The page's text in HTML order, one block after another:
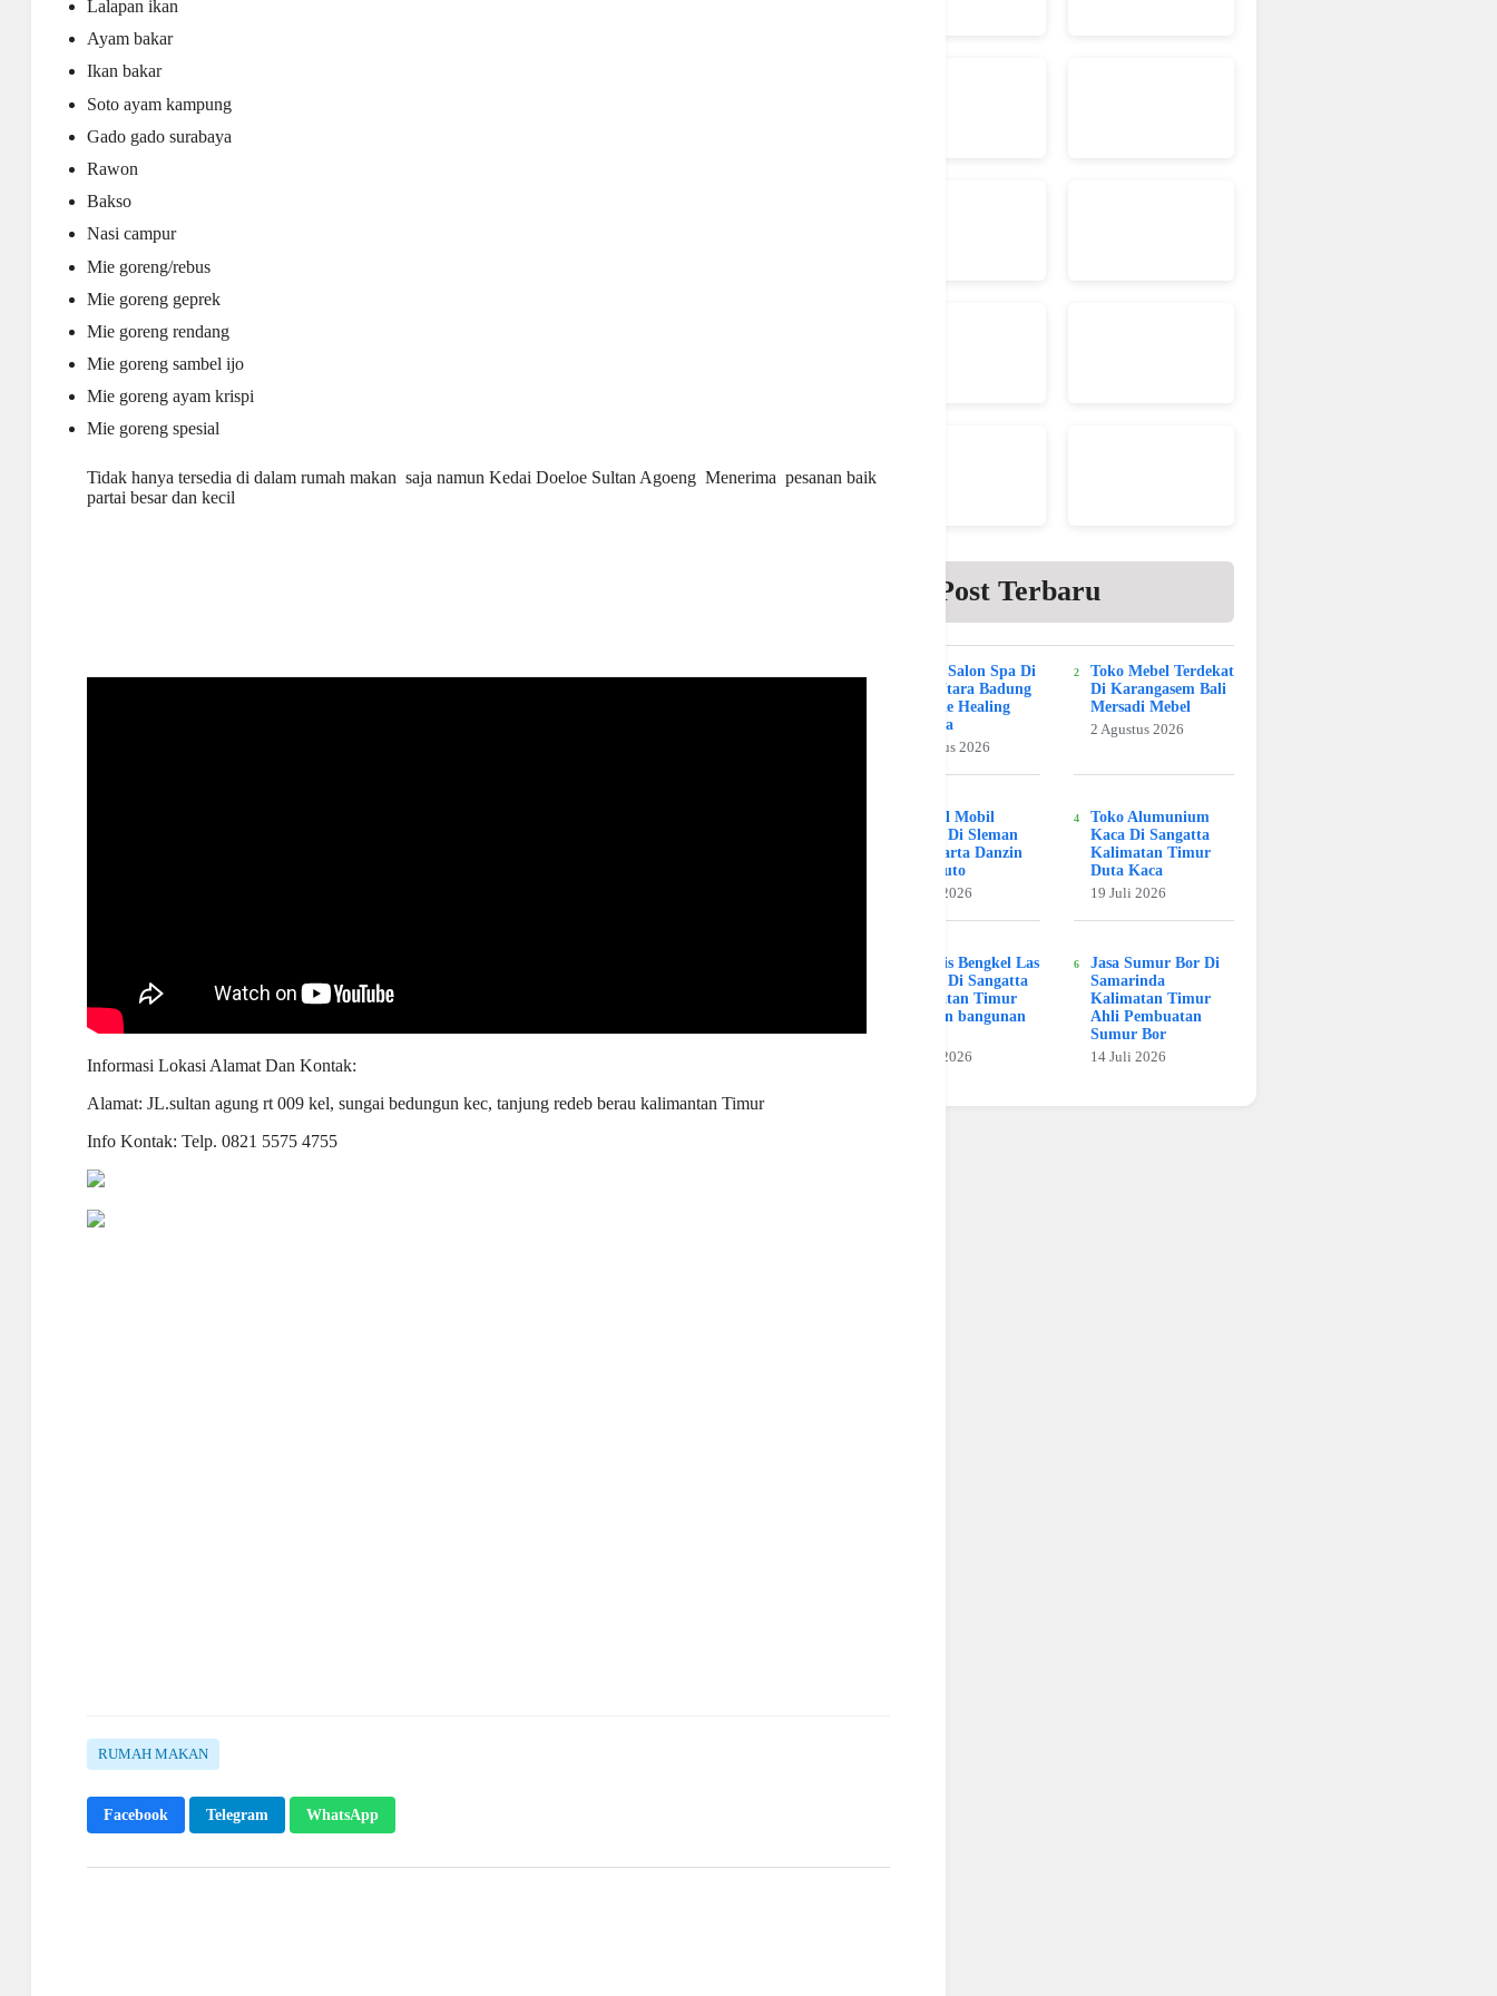
Lalapan ikan
Ayam bakar
Ikan bakar
Soto ayam kampung
Gado gado surabaya
Rawon
Bakso
Nasi campur
Mie goreng/rebus
Mie goreng geprek
Mie goreng rendang
Mie goreng sambel ijo
Mie goreng ayam krispi
Mie goreng spesial
Tidak hanya tersedia di dalam rumah makan saja namun Kedai Doeloe Sultan Agoeng Menerima pesanan baik
partai besar dan kecil
Informasi Lokasi Alamat Dan Kontak:
Alamat: JL.sultan agung rt 009 kel, sungai bedungun kec, tanjung redeb berau kalimantan Timur
Info Kontak: Telp. 0821 5575 4755
RUMAH MAKAN
Facebook Telegram WhatsApp
Post Terbaru
Beauty Salon Spa Di
Kuta Utara Badung
Bali The Healing
Day Spa
2 Agustus 2026
Toko Mebel Terdekat
Di Karangasem Bali
Mersadi Mebel
2 Agustus 2026
Bengkel Mobil
Umum Di Sleman
Jogjakarta Danzin
Benz Auto
31 Juli 2026
Toko Alumunium
Kaca Di Sangatta
Kalimatan Timur
Duta Kaca
19 Juli 2026
Spesialis Bengkel Las
Murah Di Sangatta
Kalimatan Timur
Hamran bangunan
19 Juli 2026
Jasa Sumur Bor Di
Samarinda
Kalimatan Timur
Ahli Pembuatan
Sumur Bor
14 Juli 2026